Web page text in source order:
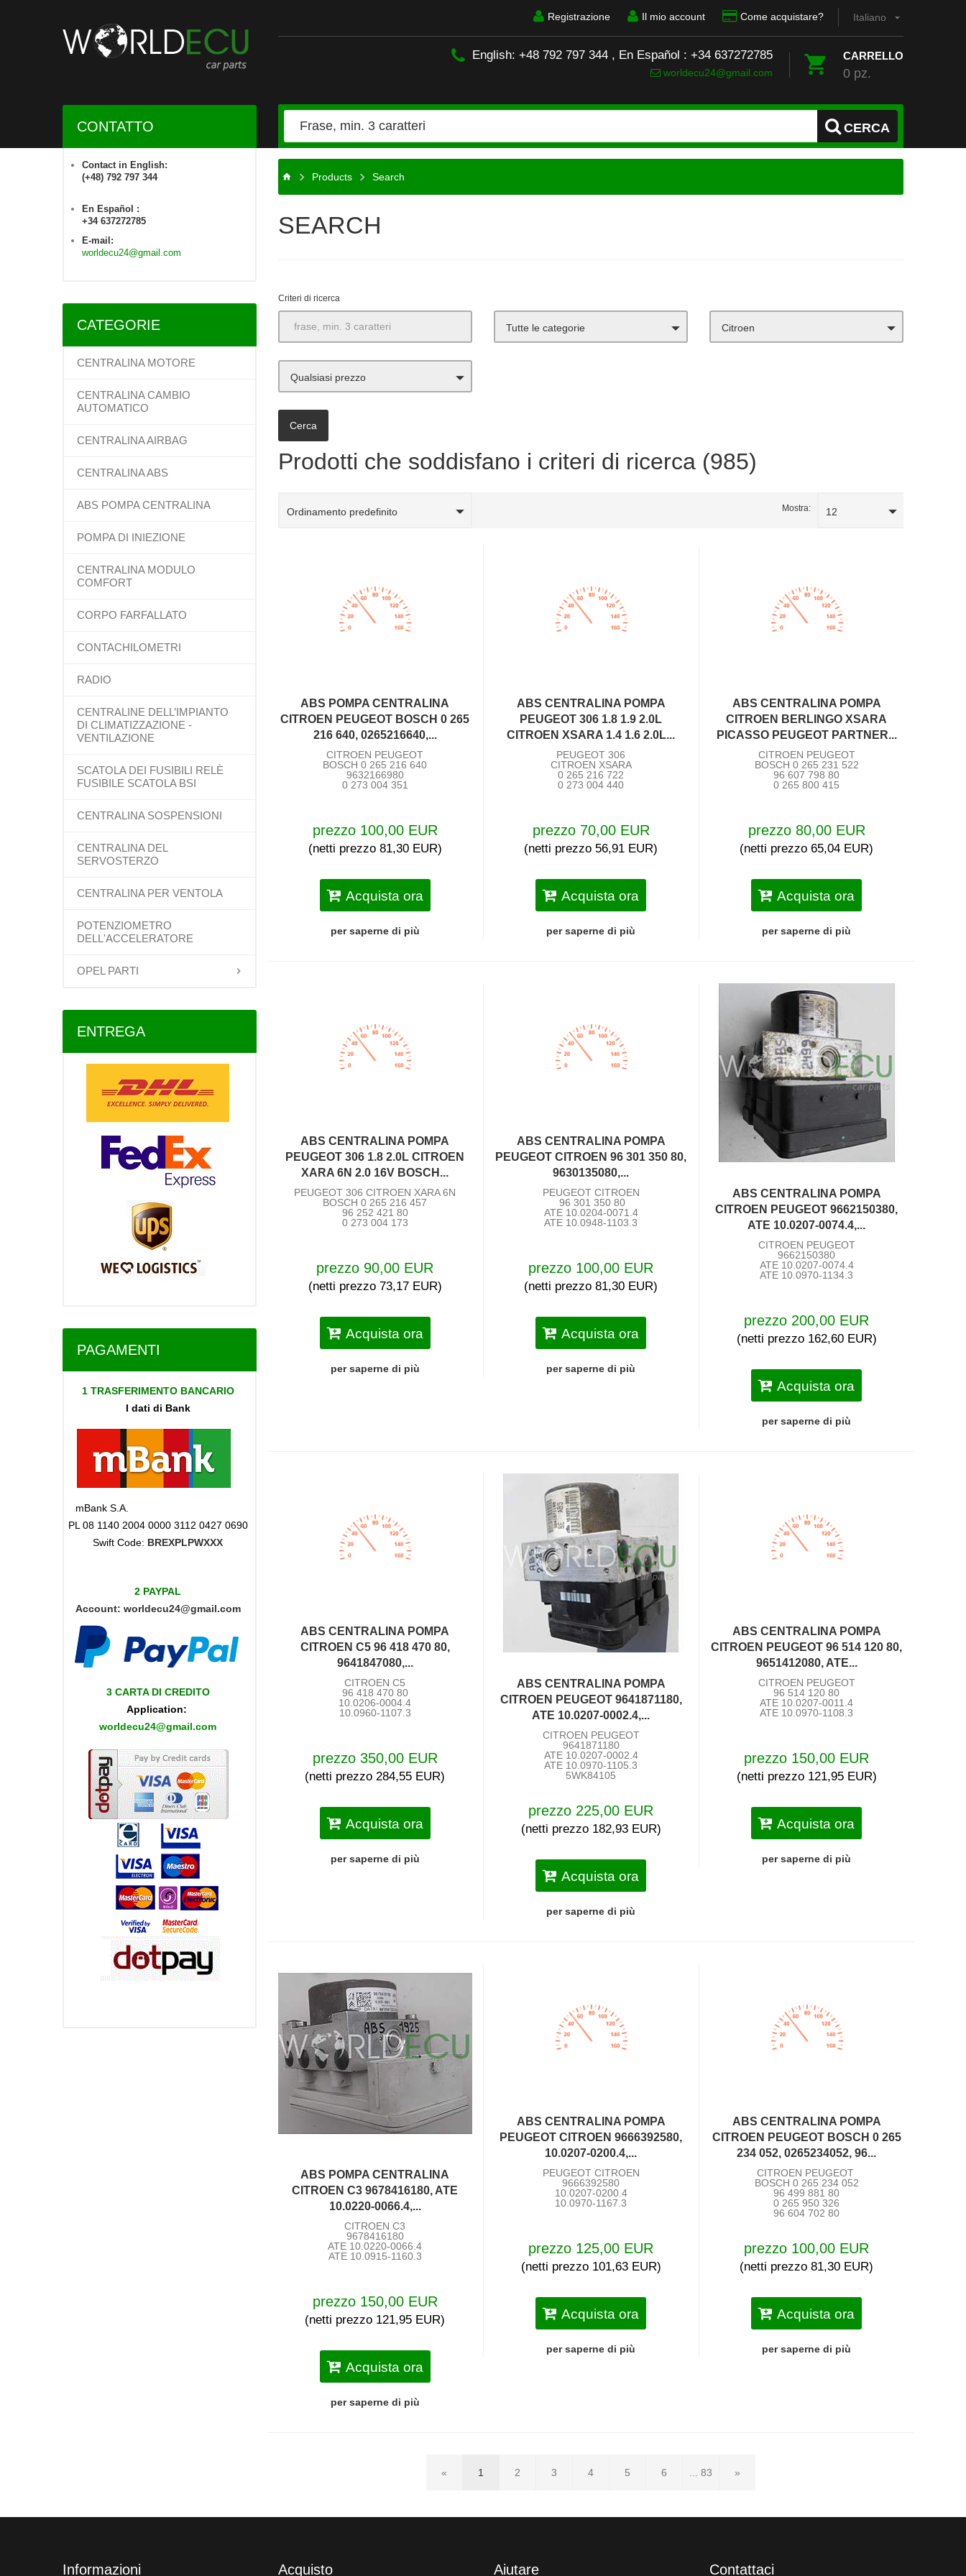
Italiano
Registrazione Il mio account Come acquistare?
CARRELLO
0 pz.
English: +48 792 797 344 , En Español : +34 637272785
worldecu24@gmail.com
CERCA
CONTATTO
Contact in English:
(+48) 792 797 344
En Español :
+34 637272785
E-mail:
worldecu24@gmail.com
CATEGORIE
CENTRALINA MOTORE
CENTRALINA CAMBIO
AUTOMATICO
CENTRALINA AIRBAG
CENTRALINA ABS
ABS POMPA CENTRALINA
POMPA DI INIEZIONE
CENTRALINA MODULO
COMFORT
CORPO FARFALLATO
CONTACHILOMETRI
RADIO
CENTRALINE DELL’IMPIANTO
DI CLIMATIZZAZIONE -
VENTILAZIONE
SCATOLA DEI FUSIBILI RELÈ
FUSIBILE SCATOLA BSI
CENTRALINA SOSPENSIONI
CENTRALINA DEL
SERVOSTERZO
CENTRALINA PER VENTOLA
POTENZIOMETRO
DELL'ACCELERATORE
OPEL PARTI
ENTREGA
PAGAMENTI
1 TRASFERIMENTO BANCARIO
I dati di Bank
mBank S.A.
PL 08 1140 2004 0000 3112 0427 0690
Swift Code: BREXPLPWXXX
2 PAYPAL
Account: worldecu24@gmail.com
3 CARTA DI CREDITO
Application:
worldecu24@gmail.com
Products Search
SEARCH
Criteri di ricerca
Tutte le categorie Citroen
Qualsiasi prezzo
Prodotti che soddisfano i criteri di ricerca (985)
Ordinamento predefinito Mostra: 12
ABS POMPA CENTRALINA
CITROEN PEUGEOT BOSCH 0 265
216 640, 0265216640,...
CITROEN PEUGEOT
BOSCH 0 265 216 640
9632166980
0 273 004 351
prezzo 100,00 EUR
(netti prezzo 81,30 EUR)
Acquista ora
per saperne di più
ABS CENTRALINA POMPA
PEUGEOT 306 1.8 1.9 2.0L
CITROEN XSARA 1.4 1.6 2.0L...
PEUGEOT 306
CITROEN XSARA
0 265 216 722
0 273 004 440
prezzo 70,00 EUR
(netti prezzo 56,91 EUR)
Acquista ora
per saperne di più
ABS CENTRALINA POMPA
CITROEN BERLINGO XSARA
PICASSO PEUGEOT PARTNER...
CITROEN PEUGEOT
BOSCH 0 265 231 522
96 607 798 80
0 265 800 415
prezzo 80,00 EUR
(netti prezzo 65,04 EUR)
Acquista ora
per saperne di più
ABS CENTRALINA POMPA
PEUGEOT 306 1.8 2.0L CITROEN
XARA 6N 2.0 16V BOSCH...
PEUGEOT 306 CITROEN XARA 6N
BOSCH 0 265 216 457
96 252 421 80
0 273 004 173
prezzo 90,00 EUR
(netti prezzo 73,17 EUR)
Acquista ora
per saperne di più
ABS CENTRALINA POMPA
PEUGEOT CITROEN 96 301 350 80,
9630135080,...
PEUGEOT CITROEN
96 301 350 80
ATE 10.0204-0071.4
ATE 10.0948-1103.3
prezzo 100,00 EUR
(netti prezzo 81,30 EUR)
Acquista ora
per saperne di più
ABS CENTRALINA POMPA
CITROEN PEUGEOT 9662150380,
ATE 10.0207-0074.4,...
CITROEN PEUGEOT
9662150380
ATE 10.0207-0074.4
ATE 10.0970-1134.3
prezzo 200,00 EUR
(netti prezzo 162,60 EUR)
Acquista ora
per saperne di più
ABS CENTRALINA POMPA
CITROEN C5 96 418 470 80,
9641847080,...
CITROEN C5
96 418 470 80
10.0206-0004.4
10.0960-1107.3
prezzo 350,00 EUR
(netti prezzo 284,55 EUR)
Acquista ora
per saperne di più
ABS CENTRALINA POMPA
CITROEN PEUGEOT 9641871180,
ATE 10.0207-0002.4,...
CITROEN PEUGEOT
9641871180
ATE 10.0207-0002.4
ATE 10.0970-1105.3
5WK84105
prezzo 225,00 EUR
(netti prezzo 182,93 EUR)
Acquista ora
per saperne di più
ABS CENTRALINA POMPA
CITROEN PEUGEOT 96 514 120 80,
9651412080, ATE...
CITROEN PEUGEOT
96 514 120 80
ATE 10.0207-0011.4
ATE 10.0970-1108.3
prezzo 150,00 EUR
(netti prezzo 121,95 EUR)
Acquista ora
per saperne di più
ABS POMPA CENTRALINA
CITROEN C3 9678416180, ATE
10.0220-0066.4,...
CITROEN C3
9678416180
ATE 10.0220-0066.4
ATE 10.0915-1160.3
prezzo 150,00 EUR
(netti prezzo 121,95 EUR)
Acquista ora
per saperne di più
ABS CENTRALINA POMPA
PEUGEOT CITROEN 9666392580,
10.0207-0200.4,...
PEUGEOT CITROEN
9666392580
10.0207-0200.4
10.0970-1167.3
prezzo 125,00 EUR
(netti prezzo 101,63 EUR)
Acquista ora
per saperne di più
ABS CENTRALINA POMPA
CITROEN PEUGEOT BOSCH 0 265
234 052, 0265234052, 96...
CITROEN PEUGEOT
BOSCH 0 265 234 052
96 499 881 80
0 265 950 326
96 604 702 80
prezzo 100,00 EUR
(netti prezzo 81,30 EUR)
Acquista ora
per saperne di più
« 1 2 3 4 5 6 ... 83 »
Informazioni Acquisto Aiutare Contattaci